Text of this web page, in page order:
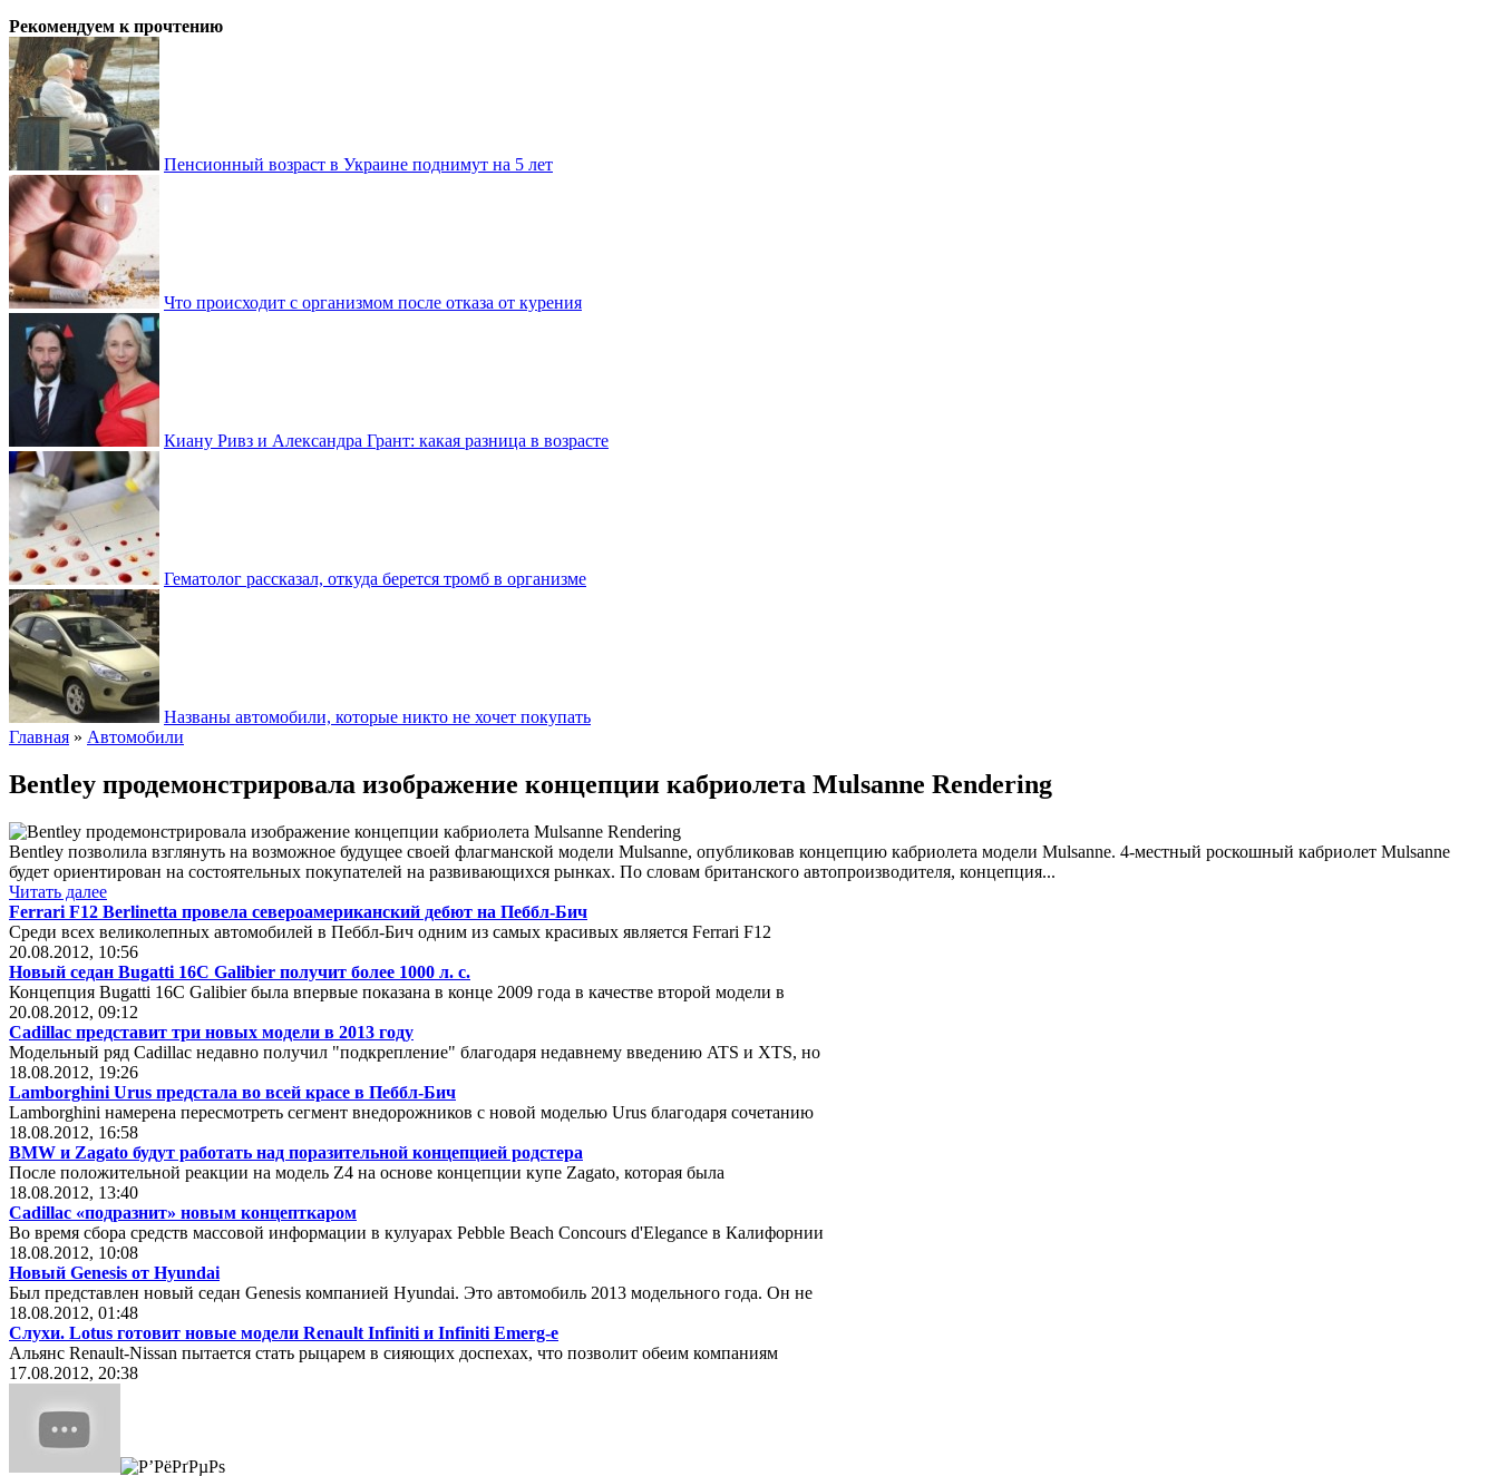
Рекомендуем к прочтению
Пенсионный возраст в Украине поднимут на 5 лет
Что происходит с организмом после отказа от курения
Киану Ривз и Александра Грант: какая разница в возрасте
Гематолог рассказал, откуда берется тромб в организме
Названы автомобили, которые никто не хочет покупать
Главная » Автомобили
Bentley продемонстрировала изображение концепции кабриолета Mulsanne Rendering
Bentley позволила взглянуть на возможное будущее своей флагманской модели Mulsanne, опубликовав концепцию кабриолета модели Mulsanne. 4-местный роскошный кабриолет Mulsanne
будет ориентирован на состоятельных покупателей на развивающихся рынках. По словам британского автопроизводителя, концепция...
Читать далее
Ferrari F12 Berlinetta провела североамериканский дебют на Пеббл-Бич
Среди всех великолепных автомобилей в Пеббл-Бич одним из самых красивых является Ferrari F12
20.08.2012, 10:56
Новый седан Bugatti 16C Galibier получит более 1000 л. с.
Концепция Bugatti 16C Galibier была впервые показана в конце 2009 года в качестве второй модели в
20.08.2012, 09:12
Cadillac представит три новых модели в 2013 году
Модельный ряд Cadillac недавно получил "подкрепление" благодаря недавнему введению ATS и XTS, но
18.08.2012, 19:26
Lamborghini Urus предстала во всей красе в Пеббл-Бич
Lamborghini намерена пересмотреть сегмент внедорожников с новой моделью Urus благодаря сочетанию
18.08.2012, 16:58
BMW и Zagato будут работать над поразительной концепцией родстера
После положительной реакции на модель Z4 на основе концепции купе Zagato, которая была
18.08.2012, 13:40
Cadillac «подразнит» новым концепткаром
Во время сбора средств массовой информации в кулуарах Pebble Beach Concours d'Elegance в Калифорнии
18.08.2012, 10:08
Новый Genesis от Hyundai
Был представлен новый седан Genesis компанией Hyundai. Это автомобиль 2013 модельного года. Он не
18.08.2012, 01:48
Слухи. Lotus готовит новые модели Renault Infiniti и Infiniti Emerg-e
Альянс Renault-Nissan пытается стать рыцарем в сияющих доспехах, что позволит обеим компаниям
17.08.2012, 20:38